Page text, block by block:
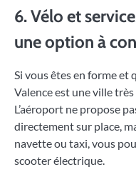
6. Vélo et
une option à
Si vous êtes en forme et
Valence est une ville
L’aéroport ne propose
directement sur place,
navette ou taxi, vous
scooter électrique.